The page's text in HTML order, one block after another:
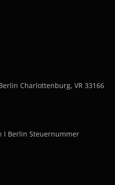
Charlottenburg, VR 33166
I Berlin Steuernummer